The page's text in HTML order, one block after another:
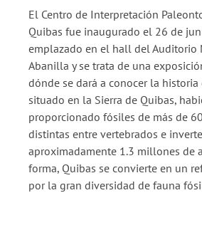
El Centro de Interpretación
Quibas fue inaugurado el 26 de
emplazado en el hall del Auditorio
Abanilla y se trata de una
dónde se dará a conocer la
situado en la Sierra de Quibas,
proporcionado fósiles de más de
distintas entre vertebrados e
aproximadamente 1.3 millones de
forma, Quibas se convierte en un
por la gran diversidad de fauna